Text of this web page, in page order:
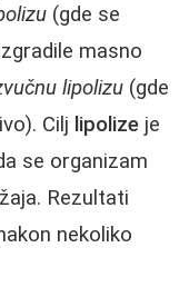
(gde se
masno
lipolizu (gde
Cilj lipolize je
se organizam
Rezultati
nekoliko